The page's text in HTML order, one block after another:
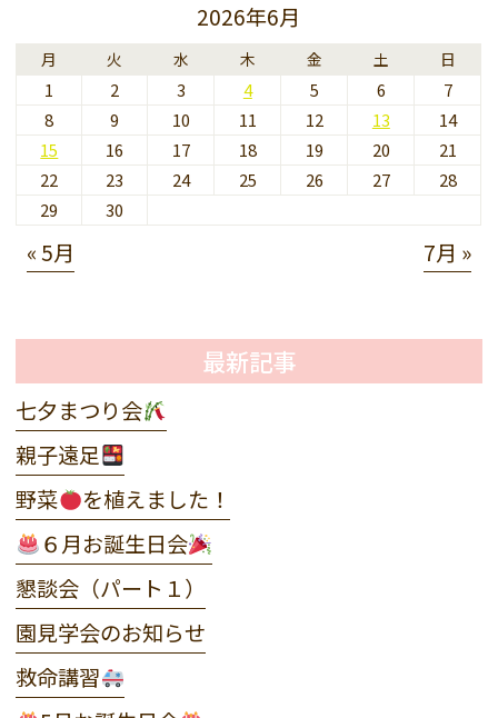
2026年6月
月 火 水 木 金 土 日
1 2 3 4 5 6
7
8
9 10 11 12 13
14
15
16 17 18 19 20
21
22
23 24 25 26 27
28
29
30
« 5月 7月 »
最新記事
七夕まつり会
親子遠足
野菜
を植えました！
６月お誕生日会
懇談会（パート１）
園見学会のお知らせ
救命講習